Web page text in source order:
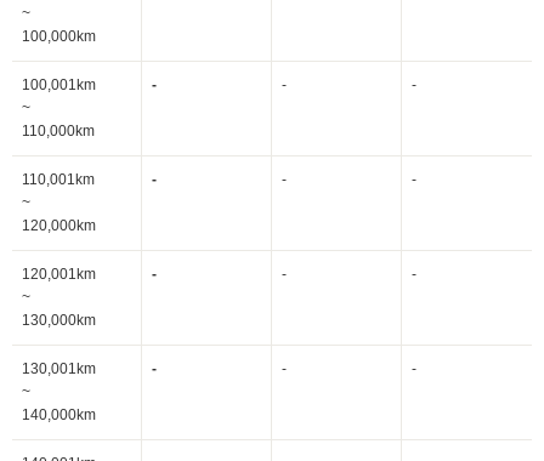
~
100,000km
100,001km
~
110,000km
- - -
110,001km
~
120,000km
- - -
120,001km
~
130,000km
- - -
130,001km
~
140,000km
- - -